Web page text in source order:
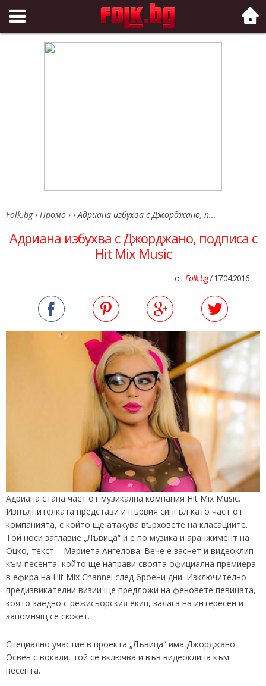
Folk.bg
Folk.bg › Промо › ›Адриана избухва с Джорджано, п...
Адриана избухва с Джорджано, подписа с
Hit Mix Music
отFolk.bg/ 17.04.2016
Адриана стана част от музикална компания Hit Mix Music.
Изпълнителката представи и първия сингъл като част от
компанията, с който ще атакува върховете на класациите.
Той носи заглавие „Лъвица“ и е по музика и аранжимент на
Оцко, текст – Мариета Ангелова. Вече е заснет и видеоклип
към песента, който ще направи своята официална премиера
в ефира на Hit Mix Channel след броени дни. Изключително
предизвикателни визии ще предложи на феновете певицата,
която заедно с режисьорския екип, залага на интересен и
запомнящ се сюжет.
Специално участие в проекта „Лъвица“ има Джорджано.
Освен с вокали, той се включва и във видеоклипа към
песента.